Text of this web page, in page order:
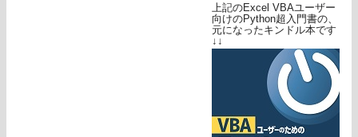
上記のExcel VBAユーザー
向けのPython超入門書の、
元になったキンドル本です
↓↓